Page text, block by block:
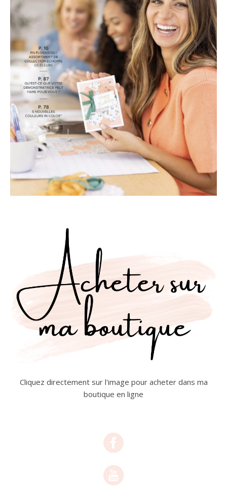
Cliquez directement sur l'image pour acheter dans ma
boutique en ligne